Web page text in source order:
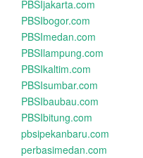
PBSIjakarta.com
PBSIbogor.com
PBSImedan.com
PBSIlampung.com
PBSIkaltim.com
PBSIsumbar.com
PBSIbaubau.com
PBSIbitung.com
pbsipekanbaru.com
perbasimedan.com